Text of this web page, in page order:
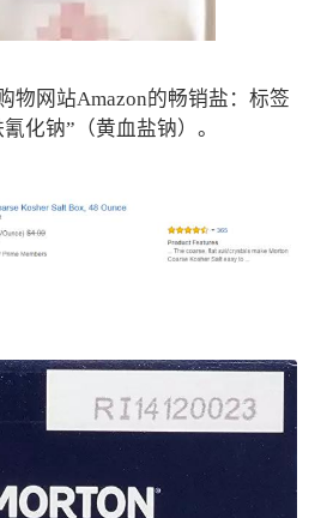
物网站Amazon的畅销盐：标签
化钠”（黄血盐钠）。